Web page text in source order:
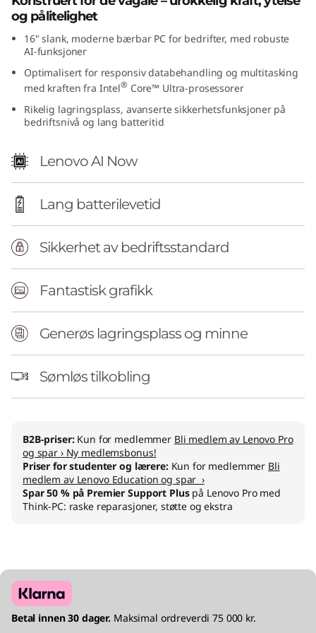
e
og pålitelighet
16" slank, moderne bærbar PC for bedrifter, med robuste
AI-funksjoner
Optimalisert for responsiv databehandling og multitasking
med kraften fra Intel® Core™ Ultra-prosessorer
Rikelig lagringsplass, avanserte sikkerhetsfunksjoner på
bedriftsnivå og lang batteritid
Lenovo AI Now
Lang batterilevetid
Sikkerhet av bedriftsstandard
Fantastisk grafikk
Generøs lagringsplass og minne
Sømløs tilkobling
B2B-priser: Kun for medlemmer Bli medlem av Lenovo Pro
og spar › Ny medlemsbonus!
Priser for studenter og lærere: Kun for medlemmer Bli
medlem av Lenovo Education og spar ›
Spar 50 % på Premier Support Pluspå Lenovo Pro med
Think-PC: raske reparasjoner, støtte og ekstra
Betal innen 30 dager. Maksimal ordreverdi 75 000 kr.